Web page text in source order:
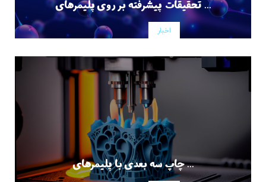
تحقیقات پیشرفته بر روی پلیمرهای ...
اخبار
چاپ سه بعدی با پلیمرهای ...